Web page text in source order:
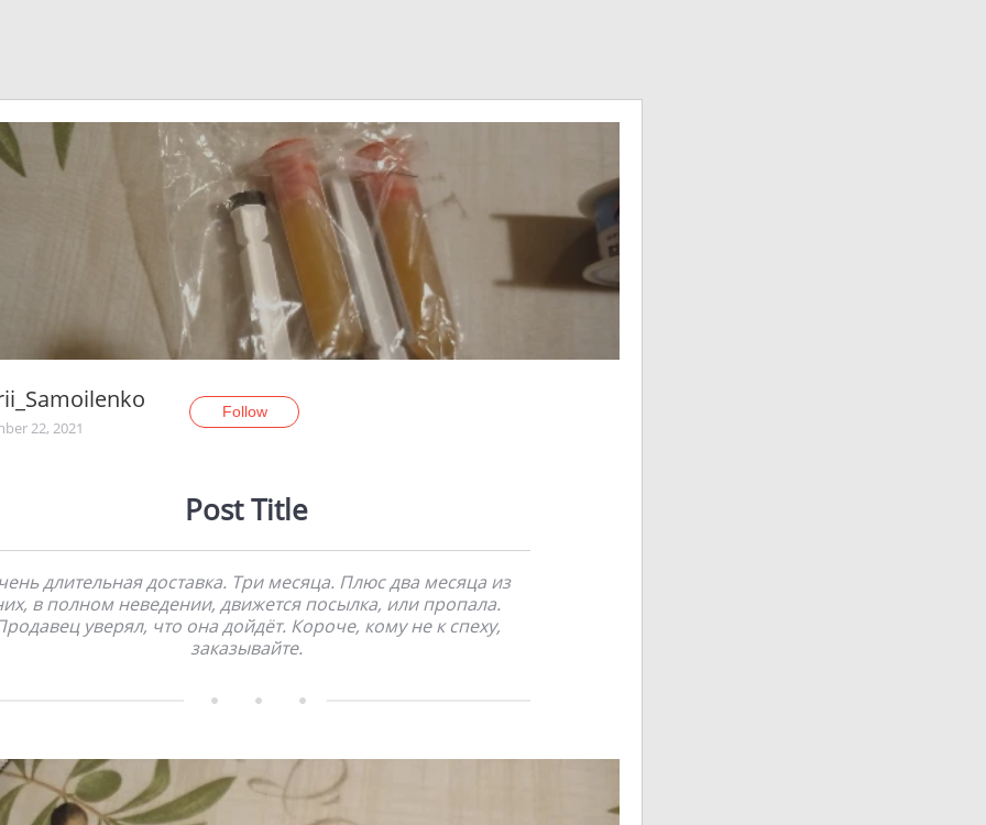
22, 2021
Follow
Post Title
длительная доставка. Три месяца. Плюс два месяца из
в полном неведении, движется посылка, или пропала.
уверял, что она дойдёт. Короче, кому не к спеху,
заказывайте.